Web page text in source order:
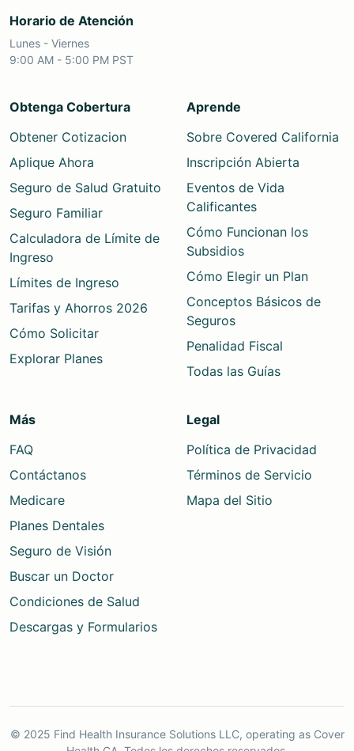
Horario de Atención
Lunes - Viernes
9:00 AM - 5:00 PM PST
Obtenga Cobertura
Obtener Cotizacion
Aplique Ahora
Seguro de Salud Gratuito
Seguro Familiar
Calculadora de Límite de
Ingreso
Límites de Ingreso
Tarifas y Ahorros 2026
Cómo Solicitar
Explorar Planes
Aprende
Sobre Covered California
Inscripción Abierta
Eventos de Vida
Calificantes
Cómo Funcionan los
Subsidios
Cómo Elegir un Plan
Conceptos Básicos de
Seguros
Penalidad Fiscal
Todas las Guías
Más
FAQ
Contáctanos
Medicare
Planes Dentales
Seguro de Visión
Buscar un Doctor
Condiciones de Salud
Descargas y Formularios
Legal
Política de Privacidad
Términos de Servicio
Mapa del Sitio
© 2025 Find Health Insurance Solutions LLC, operating as Cover